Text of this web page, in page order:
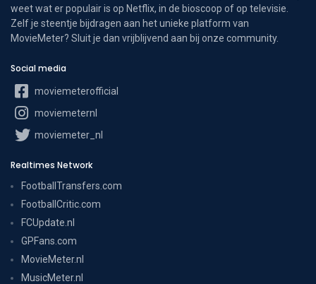
weet wat er populair is op Netflix, in de bioscoop of op televisie.
Zelf je steentje bijdragen aan het unieke platform van
MovieMeter? Sluit je dan vrijblijvend aan bij onze community.
Social media
moviemeterofficial
moviemeternl
moviemeter_nl
Realtimes Network
FootballTransfers.com
FootballCritic.com
FCUpdate.nl
GPFans.com
MovieMeter.nl
MusicMeter.nl